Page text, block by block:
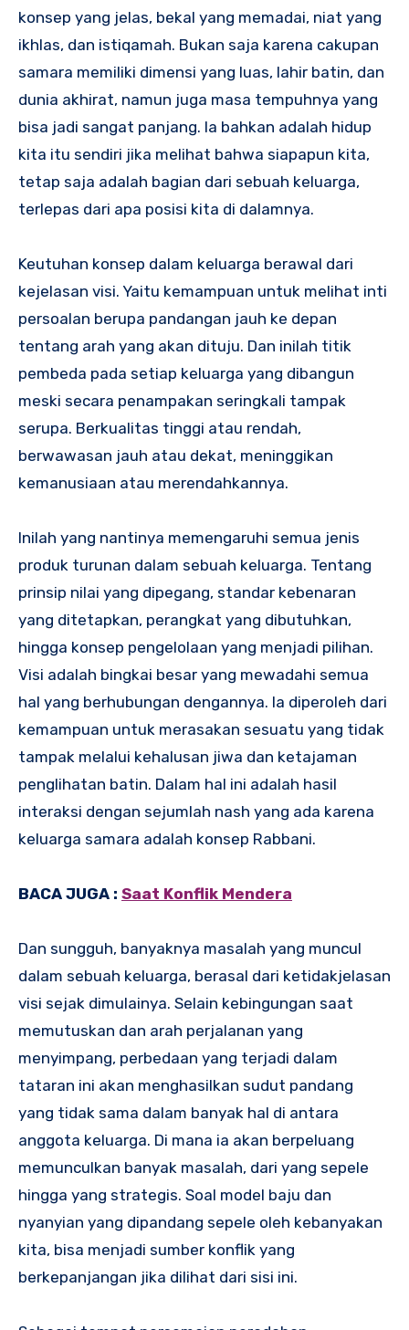
konsep yang jelas, bekal yang memadai, niat yang
ikhlas, dan istiqamah. Bukan saja karena cakupan
samara memiliki dimensi yang luas, lahir batin, dan
dunia akhirat, namun juga masa tempuhnya yang
bisa jadi sangat panjang. Ia bahkan adalah hidup
kita itu sendiri jika melihat bahwa siapapun kita,
tetap saja adalah bagian dari sebuah keluarga,
terlepas dari apa posisi kita di dalamnya.
Keutuhan konsep dalam keluarga berawal dari
kejelasan visi. Yaitu kemampuan untuk melihat inti
persoalan berupa pandangan jauh ke depan
tentang arah yang akan dituju. Dan inilah titik
pembeda pada setiap keluarga yang dibangun
meski secara penampakan seringkali tampak
serupa. Berkualitas tinggi atau rendah,
berwawasan jauh atau dekat, meninggikan
kemanusiaan atau merendahkannya.
Inilah yang nantinya memengaruhi semua jenis
produk turunan dalam sebuah keluarga. Tentang
prinsip nilai yang dipegang, standar kebenaran
yang ditetapkan, perangkat yang dibutuhkan,
hingga konsep pengelolaan yang menjadi pilihan.
Visi adalah bingkai besar yang mewadahi semua
hal yang berhubungan dengannya. Ia diperoleh dari
kemampuan untuk merasakan sesuatu yang tidak
tampak melalui kehalusan jiwa dan ketajaman
penglihatan batin. Dalam hal ini adalah hasil
interaksi dengan sejumlah nash yang ada karena
keluarga samara adalah konsep Rabbani.
BACA JUGA : Saat Konflik Mendera
Dan sungguh, banyaknya masalah yang muncul
dalam sebuah keluarga, berasal dari ketidakjelasan
visi sejak dimulainya. Selain kebingungan saat
memutuskan dan arah perjalanan yang
menyimpang, perbedaan yang terjadi dalam
tataran ini akan menghasilkan sudut pandang
yang tidak sama dalam banyak hal di antara
anggota keluarga. Di mana ia akan berpeluang
memunculkan banyak masalah, dari yang sepele
hingga yang strategis. Soal model baju dan
nyanyian yang dipandang sepele oleh kebanyakan
kita, bisa menjadi sumber konflik yang
berkepanjangan jika dilihat dari sisi ini.